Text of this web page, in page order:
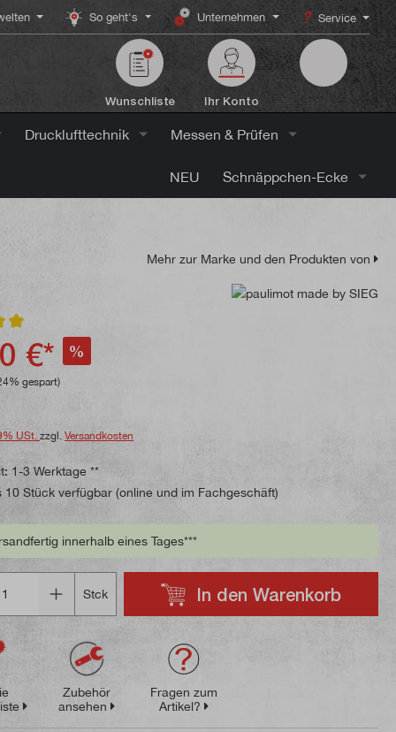
So geht's Unternehmen Service
Wunschliste Ihr Konto
Drucklufttechnik Messen & Prüfen
NEU Schnäppchen-Ecke
Mehr zur Marke und den Produkten von
Bewertung von 5 von 5 Sternen
€* %
gespart)
USt. zzgl. Versandkosten
1-3 Werktage **
Stück verfügbar (online und im Fachgeschäft)
innerhalb eines Tages***
Stck In den Warenkorb
Zubehör
ansehen
Fragen zum
Artikel?